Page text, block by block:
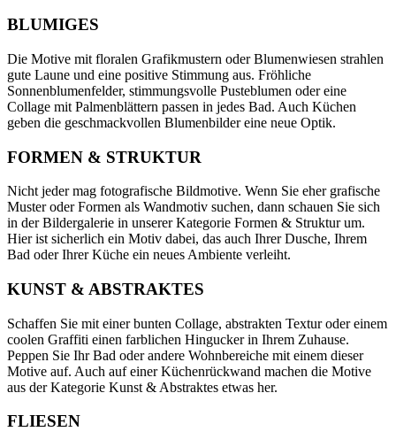
BLUMIGES
Die Motive mit floralen Grafikmustern oder Blumenwiesen strahlen
gute Laune und eine positive Stimmung aus. Fröhliche
Sonnenblumenfelder, stimmungsvolle Pusteblumen oder eine
Collage mit Palmenblättern passen in jedes Bad. Auch Küchen
geben die geschmackvollen Blumenbilder eine neue Optik.
FORMEN & STRUKTUR
Nicht jeder mag fotografische Bildmotive. Wenn Sie eher grafische
Muster oder Formen als Wandmotiv suchen, dann schauen Sie sich
in der Bildergalerie in unserer Kategorie Formen & Struktur um.
Hier ist sicherlich ein Motiv dabei, das auch Ihrer Dusche, Ihrem
Bad oder Ihrer Küche ein neues Ambiente verleiht.
KUNST & ABSTRAKTES
Schaffen Sie mit einer bunten Collage, abstrakten Textur oder einem
coolen Graffiti einen farblichen Hingucker in Ihrem Zuhause.
Peppen Sie Ihr Bad oder andere Wohnbereiche mit einem dieser
Motive auf. Auch auf einer Küchenrückwand machen die Motive
aus der Kategorie Kunst & Abstraktes etwas her.
FLIESEN